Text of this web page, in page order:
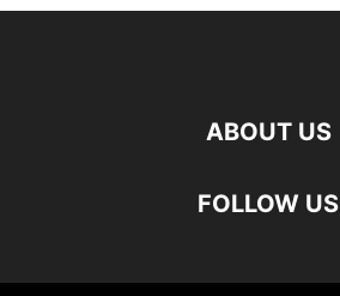
ABOUT US
FOLLOW US